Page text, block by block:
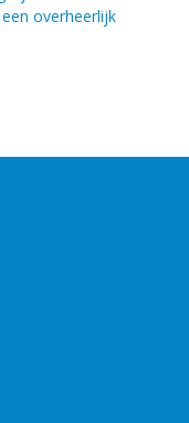
overheerlijk